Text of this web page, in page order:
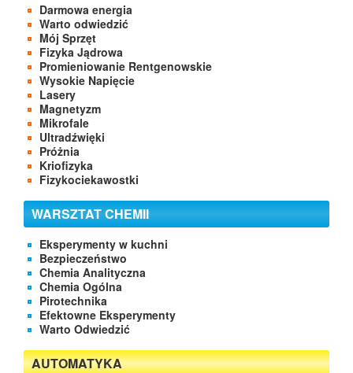
Darmowa energia
Warto odwiedzić
Mój Sprzęt
Fizyka Jądrowa
Promieniowanie Rentgenowskie
Wysokie Napięcie
Lasery
Magnetyzm
Mikrofale
Ultradźwięki
Próżnia
Kriofizyka
Fizykociekawostki
WARSZTAT CHEMII
Eksperymenty w kuchni
Bezpieczeństwo
Chemia Analityczna
Chemia Ogólna
Pirotechnika
Efektowne Eksperymenty
Warto Odwiedzić
AUTOMATYKA